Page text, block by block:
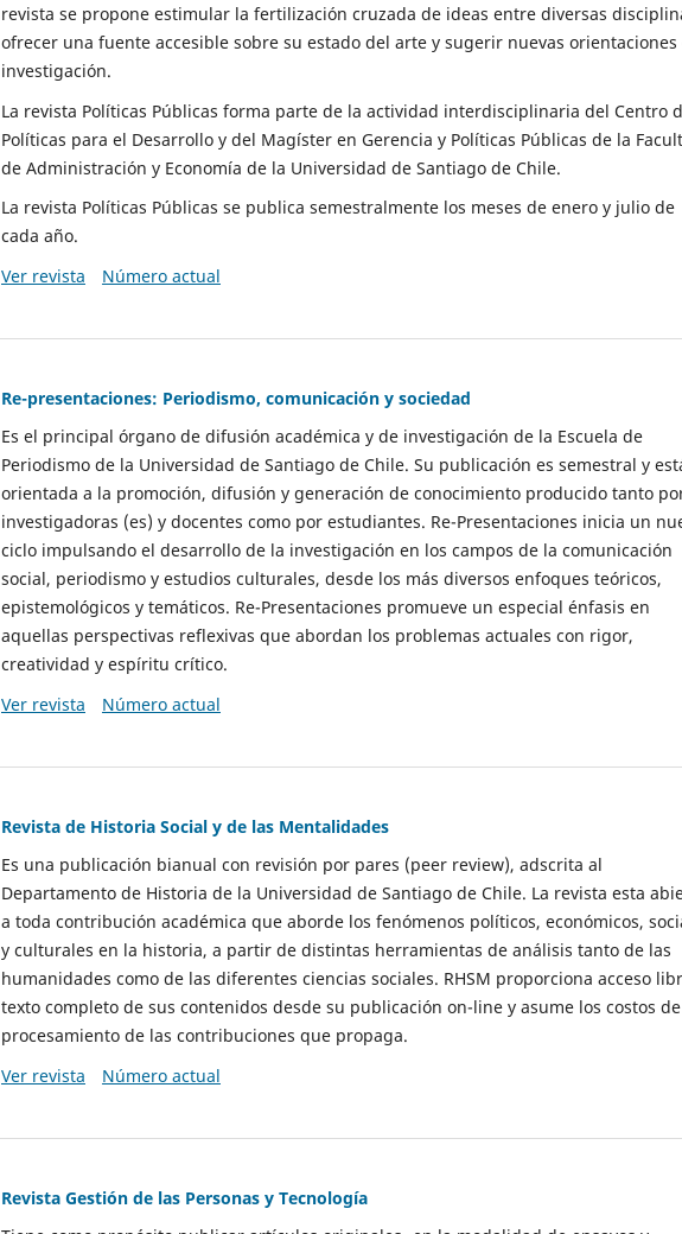
revista se propone estimular la fertilización cruzada de ideas entre diversas
ofrecer una fuente accesible sobre su estado del arte y sugerir nuevas orientaciones
investigación.
La revista Políticas Públicas forma parte de la actividad interdisciplinaria del Centro
Políticas para el Desarrollo y del Magíster en Gerencia y Políticas Públicas de la
de Administración y Economía de la Universidad de Santiago de Chile.
La revista Políticas Públicas se publica semestralmente los meses de enero y julio de
cada año.
Ver revista
Número actual
Re-presentaciones: Periodismo, comunicación y sociedad
Es el principal órgano de difusión académica y de investigación de la Escuela de
Periodismo de la Universidad de Santiago de Chile. Su publicación es semestral y
orientada a la promoción, difusión y generación de conocimiento producido tanto
investigadoras (es) y docentes como por estudiantes. Re-Presentaciones inicia un
ciclo impulsando el desarrollo de la investigación en los campos de la comunicación
social, periodismo y estudios culturales, desde los más diversos enfoques teóricos,
epistemológicos y temáticos. Re-Presentaciones promueve un especial énfasis en
aquellas perspectivas reflexivas que abordan los problemas actuales con rigor,
creatividad y espíritu crítico.
Ver revista
Número actual
Revista de Historia Social y de las Mentalidades
Es una publicación bianual con revisión por pares (peer review), adscrita al
Departamento de Historia de la Universidad de Santiago de Chile. La revista esta
a toda contribución académica que aborde los fenómenos políticos, económicos,
y culturales en la historia, a partir de distintas herramientas de análisis tanto de las
humanidades como de las diferentes ciencias sociales. RHSM proporciona acceso
texto completo de sus contenidos desde su publicación on-line y asume los costos de
procesamiento de las contribuciones que propaga.
Ver revista
Número actual
Revista Gestión de las Personas y Tecnología